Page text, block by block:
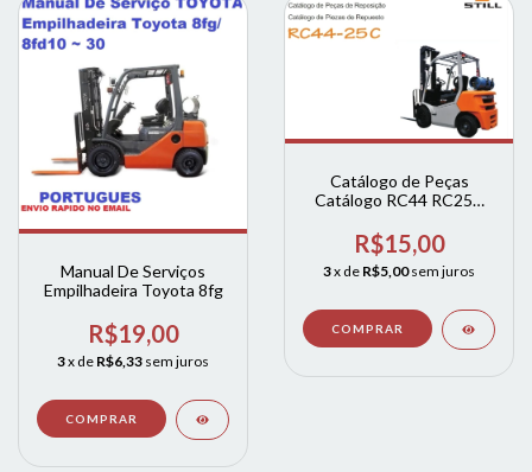
Manual De Serviços
Empilhadeira Toyota 8fg
R$19,00
3x de R$6,33 sem juros
Catálogo de Peças
Catálogo RC44 RC25C
R$15,00
3x de R$5,00 sem juros